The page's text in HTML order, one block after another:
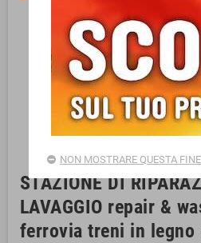
STAZIONE DI
LAVAGGIO repair &
ferrovia treni in legno
NON MOSTRARE QUESTA